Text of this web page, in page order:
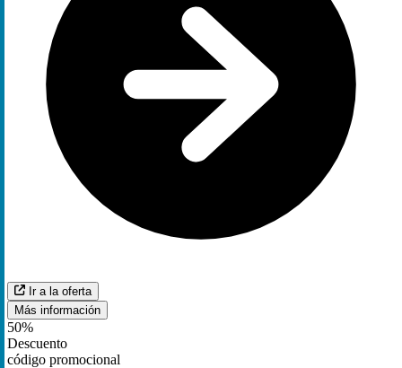
Ir a la oferta
Más información
50%
Descuento
código promocional